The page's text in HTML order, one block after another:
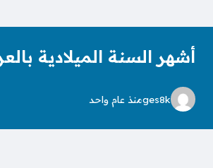
أشهر السنة الميلادية
ges8kمنذ عام واحد